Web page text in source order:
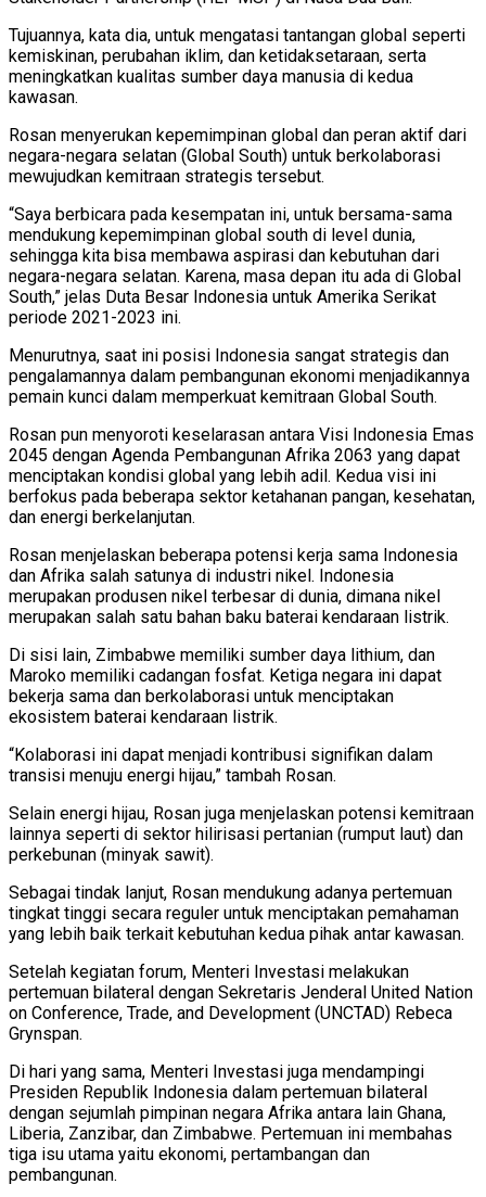
Tujuannya, kata dia, untuk mengatasi tantangan global seperti
kemiskinan, perubahan iklim, dan ketidaksetaraan, serta
meningkatkan kualitas sumber daya manusia di kedua
kawasan.
Rosan menyerukan kepemimpinan global dan peran aktif dari
negara-negara selatan (Global South) untuk berkolaborasi
mewujudkan kemitraan strategis tersebut.
“Saya berbicara pada kesempatan ini, untuk bersama-sama
mendukung kepemimpinan global south di level dunia,
sehingga kita bisa membawa aspirasi dan kebutuhan dari
negara-negara selatan. Karena, masa depan itu ada di Global
South,” jelas Duta Besar Indonesia untuk Amerika Serikat
periode 2021-2023 ini.
Menurutnya, saat ini posisi Indonesia sangat strategis dan
pengalamannya dalam pembangunan ekonomi menjadikannya
pemain kunci dalam memperkuat kemitraan Global South.
Rosan pun menyoroti keselarasan antara Visi Indonesia Emas
2045 dengan Agenda Pembangunan Afrika 2063 yang dapat
menciptakan kondisi global yang lebih adil. Kedua visi ini
berfokus pada beberapa sektor ketahanan pangan, kesehatan,
dan energi berkelanjutan.
Rosan menjelaskan beberapa potensi kerja sama Indonesia
dan Afrika salah satunya di industri nikel. Indonesia
merupakan produsen nikel terbesar di dunia, dimana nikel
merupakan salah satu bahan baku baterai kendaraan listrik.
Di sisi lain, Zimbabwe memiliki sumber daya lithium, dan
Maroko memiliki cadangan fosfat. Ketiga negara ini dapat
bekerja sama dan berkolaborasi untuk menciptakan
ekosistem baterai kendaraan listrik.
“Kolaborasi ini dapat menjadi kontribusi signifikan dalam
transisi menuju energi hijau,” tambah Rosan.
Selain energi hijau, Rosan juga menjelaskan potensi kemitraan
lainnya seperti di sektor hilirisasi pertanian (rumput laut) dan
perkebunan (minyak sawit).
Sebagai tindak lanjut, Rosan mendukung adanya pertemuan
tingkat tinggi secara reguler untuk menciptakan pemahaman
yang lebih baik terkait kebutuhan kedua pihak antar kawasan.
Setelah kegiatan forum, Menteri Investasi melakukan
pertemuan bilateral dengan Sekretaris Jenderal United Nation
on Conference, Trade, and Development (UNCTAD) Rebeca
Grynspan.
Di hari yang sama, Menteri Investasi juga mendampingi
Presiden Republik Indonesia dalam pertemuan bilateral
dengan sejumlah pimpinan negara Afrika antara lain Ghana,
Liberia, Zanzibar, dan Zimbabwe. Pertemuan ini membahas
tiga isu utama yaitu ekonomi, pertambangan dan
pembangunan.